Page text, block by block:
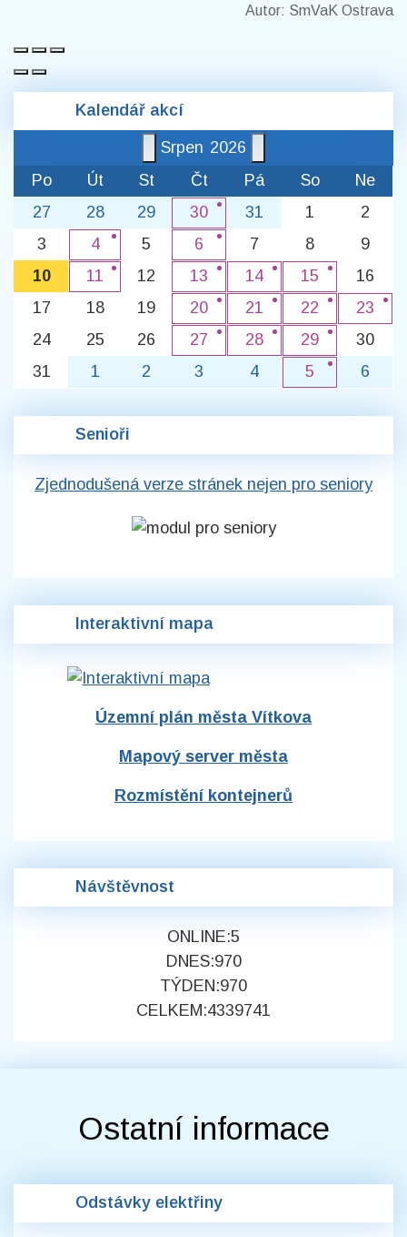
Autor: SmVaK Ostrava
Kalendář akcí
Srpen 2026
Po
Út St Čt Pá So
Ne
27
28 29 30 31 1
2
3
4 5 6 7 8
9
10
11 12 13 14 15
16
17
18 19 20 21 22
23
24
25 26 27 28 29
30
31
1 2 3 4 5 6
Senioři
Zjednodušená verze stránek nejen pro seniory
Interaktivní mapa
Územní plán města Vítkova
Mapový server města
Rozmístění kontejnerů
Návštěvnost
ONLINE:5
DNES:970
TÝDEN:970
CELKEM:4339741
Ostatní informace
Odstávky elektřiny